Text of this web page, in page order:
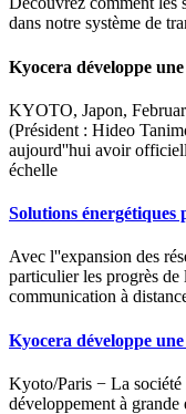
dans notre système de
Kyocera développe
KYOTO, Japon,
(Président : Hideo
aujourd''hui avoir
échelle
Solutions énergétiques
Avec l''expansion des
particulier les progrès de
communication à
Kyocera développe
Kyoto/Paris − La
développement à